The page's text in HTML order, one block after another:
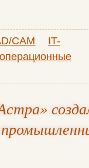
CAM
IT-
операционные